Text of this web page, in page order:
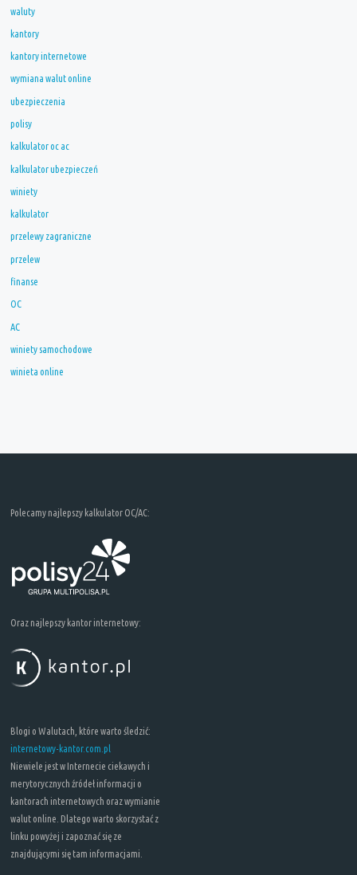
waluty
kantory
kantory internetowe
wymiana walut online
ubezpieczenia
polisy
kalkulator oc ac
kalkulator ubezpieczeń
winiety
kalkulator
przelewy zagraniczne
przelew
finanse
OC
AC
winiety samochodowe
winieta online
Polecamy najlepszy kalkulator OC/AC:
Oraz najlepszy kantor internetowy:
Blogi o Walutach, które warto śledzić:
internetowy-kantor.com.pl
Niewiele jest w Internecie ciekawych i
merytorycznych źródeł informacji o
kantorach internetowych oraz wymianie
walut online. Dlatego warto skorzystać z
linku powyżej i zapoznać się ze
znajdującymi się tam informacjami.